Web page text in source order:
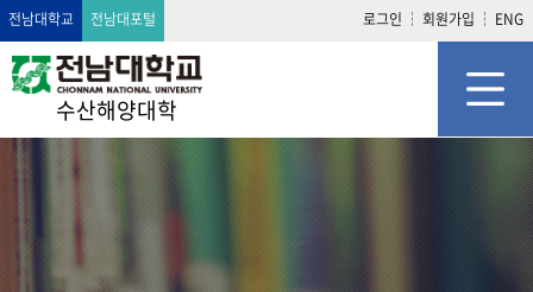
전남대학교 전남대포털 로그인 회원가입 ENG
수산해양대학